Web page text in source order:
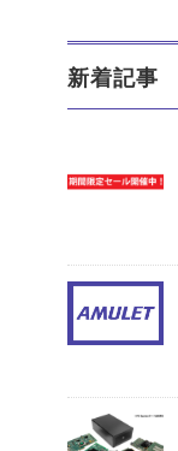
新着記事